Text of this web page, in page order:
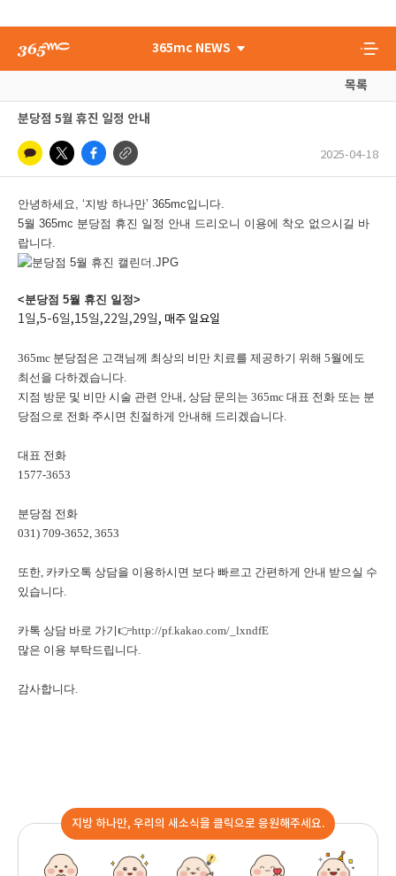
365mc NEWS
목록
분당점 5월 휴진 일정 안내
2025-04-18
안녕하세요, ‘지방 하나만’ 365mc입니다.
5월 365mc 분당점 휴진 일정 안내 드리오니 이용에 착오 없으시길 바
랍니다.
<분당점 5월 휴진 일정>
1일,5-6일,15일,22일,29일, 매주 일요일
365mc 분당점은 고객님께 최상의 비만 치료를 제공하기 위해 5월에도
최선을 다하겠습니다.
지점 방문 및 비만 시술 관련 안내, 상담 문의는 365mc 대표 전화 또는 분
당점으로 전화 주시면 친절하게 안내해 드리겠습니다.
대표 전화
1577-3653
분당점 전화
031) 709-3652, 3653
또한, 카카오톡 상담을 이용하시면 보다 빠르고 간편하게 안내 받으실 수
있습니다.
카톡 상담 바로 가기👉http://pf.kakao.com/_lxndfE
많은 이용 부탁드립니다.
감사합니다.
지방 하나만, 우리의 새소식을 클릭으로 응원해주세요.